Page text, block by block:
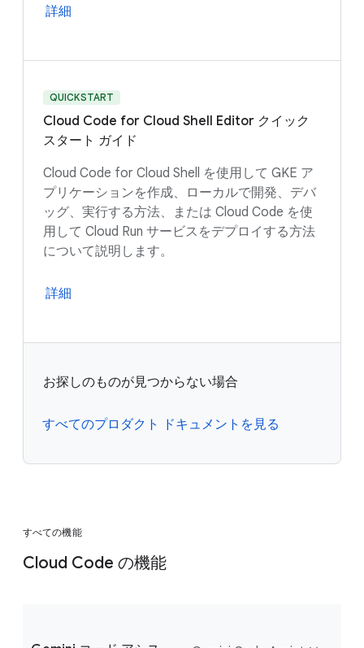
詳細
QUICKSTART
Cloud Code for Cloud Shell Editor クイック
スタート ガイド
Cloud Code for Cloud Shell を使用して GKE ア
プリケーションを作成、ローカルで開発、デバ
ッグ、実行する方法、または Cloud Code を使
用して Cloud Run サービスをデプロイする方法
について説明します。
詳細
お探しのものが見つからない場合
すべてのプロダクト ドキュメントを見る
すべての機能
Cloud Code の機能